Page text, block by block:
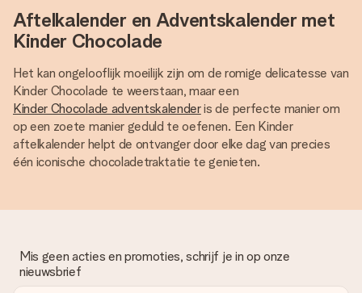
Aftelkalender en Adventskalender met
Kinder Chocolade
Het kan ongelooflijk moeilijk zijn om de romige delicatesse van
Kinder Chocolade te weerstaan, maar een
Kinder Chocolade adventskalenderis de perfecte manier om
op een zoete manier geduld te oefenen. Een Kinder
aftelkalender helpt de ontvanger door elke dag van precies
één iconische chocoladetraktatie te genieten.
Mis geen acties en promoties, schrijf je in op onze
nieuwsbrief